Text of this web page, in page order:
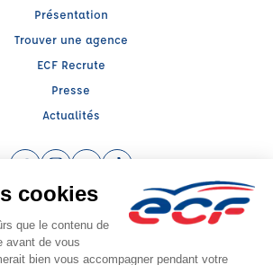
Présentation
Trouver une agence
ECF Recrute
Presse
Actualités
Facebook (nouvelle fenêtre)
Instagram (nouvelle fenêtre)
YouTube (nouvelle fenêtre)
TikTok (nouvelle fenêtre)
SECURITE GRAND PUBLIC - Capital social:
20000€
de TVA intracommunautaire: FR 80 538154212